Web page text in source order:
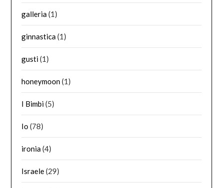
galleria(1)
ginnastica(1)
gusti(1)
honeymoon(1)
I Bimbi(5)
Io (78)
ironia(4)
Israele(29)